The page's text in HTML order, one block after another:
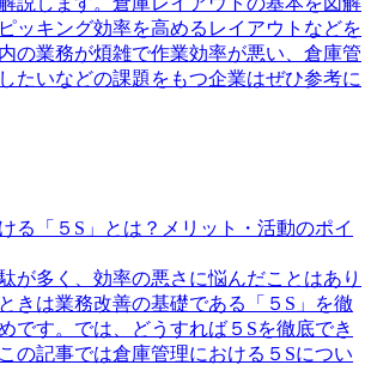
ッキング効率を高めるレイアウトなどを
の業務が煩雑で作業効率が悪い、倉庫管
たいなどの課題をもつ企業はぜひ参考に
る「５S」とは？メリット・活動のポイ
が多く、効率の悪さに悩んだことはあり
きは業務改善の基礎である「５S」を徹
です。では、どうすれば５Sを徹底でき
の記事では倉庫管理における５Sについ